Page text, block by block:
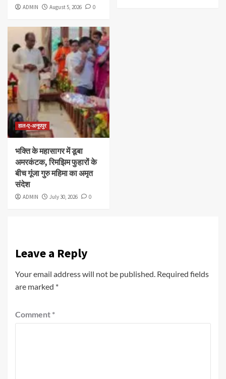
ADMIN August 5, 2026 0
हाल-ए-अनूपपुर
भक्ति के महासागर में डूबा
अमरकंटक, रिमझिम फुहारों के
बीच गूंजा गुरु महिमा का अमृत
संदेश
ADMIN July 30, 2026 0
Leave a Reply
Your email address will not be published. Required fields
are marked *
Comment *